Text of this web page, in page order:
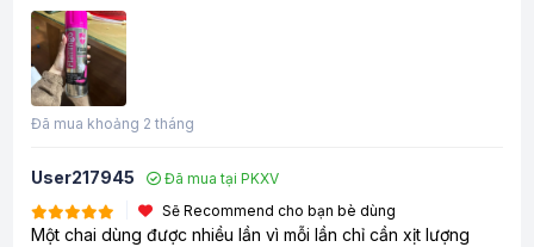
Đã mua khoảng 2 tháng
User217945
Đã mua tại PKXV
Sẽ Recommend cho bạn bè dùng
Một chai dùng được nhiều lần vì mỗi lần chỉ cần xịt lượng